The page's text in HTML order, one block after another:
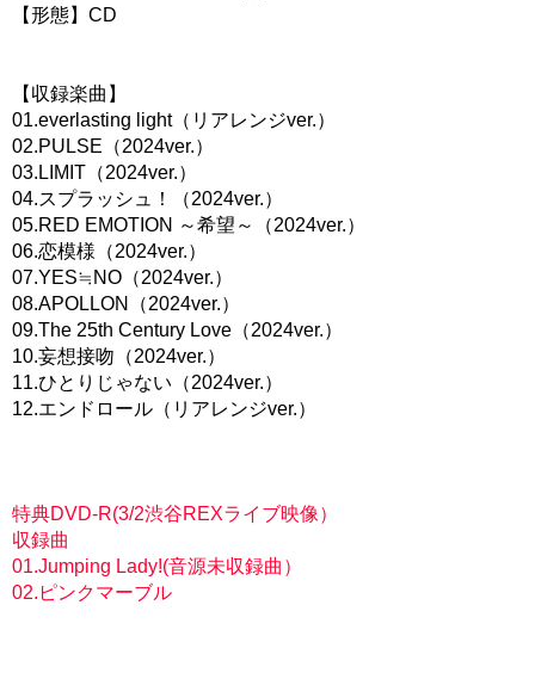
【形態】CD
【収録楽曲】
01.everlasting light（リアレンジver.）
02.PULSE（2024ver.）
03.LIMIT（2024ver.）
04.スプラッシュ！（2024ver.）
05.RED EMOTION ～希望～（2024ver.）
06.恋模様（2024ver.）
07.YES≒NO（2024ver.）
08.APOLLON（2024ver.）
09.The 25th Century Love（2024ver.）
10.妄想接吻（2024ver.）
11.ひとりじゃない（2024ver.）
12.エンドロール（リアレンジver.）
特典DVD-R(3/2渋谷REXライブ映像）
収録曲
01.Jumping Lady!(音源未収録曲）
02.ピンクマーブル